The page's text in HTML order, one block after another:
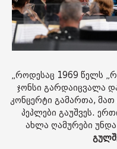
„როდესაც 1969 წელს
ჯონსი გარდაიცვალა
კონცერტი გამართა, მათ
პეპლები გაუშვეს.
ახლა ღამურები უნდა